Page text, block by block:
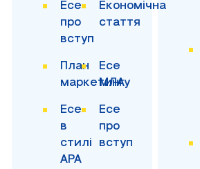
Есе
про
вступ
Економічна
стаття
План
маркетингу
Есе
МЛА
Есе
в
стилі
APA
Есе
про
вступ